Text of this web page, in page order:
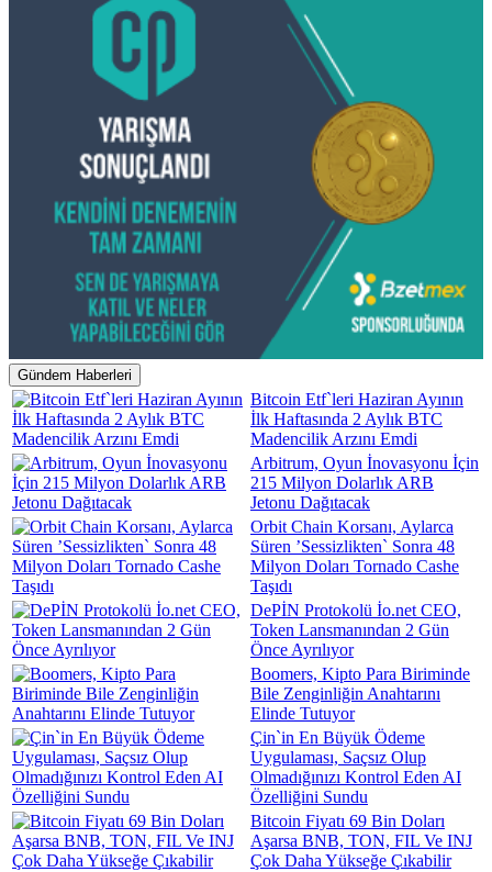
Gündem Haberleri
Bitcoin Etf`leri Haziran Ayının
İlk Haftasında 2 Aylık BTC
Madencilik Arzını Emdi
Arbitrum, Oyun İnovasyonu İçin
215 Milyon Dolarlık ARB
Jetonu Dağıtacak
Orbit Chain Korsanı, Aylarca
Süren ’Sessizlikten` Sonra 48
Milyon Doları Tornado Cashe
Taşıdı
DePİN Protokolü İo.net CEO,
Token Lansmanından 2 Gün
Önce Ayrılıyor
Boomers, Kipto Para Biriminde
Bile Zenginliğin Anahtarını
Elinde Tutuyor
Çin`in En Büyük Ödeme
Uygulaması, Saçsız Olup
Olmadığınızı Kontrol Eden AI
Özelliğini Sundu
Bitcoin Fiyatı 69 Bin Doları
Aşarsa BNB, TON, FIL Ve INJ
Çok Daha Yükseğe Çıkabilir